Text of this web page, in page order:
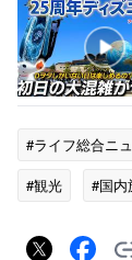
#ライフ総合ニ
#観光
#国内